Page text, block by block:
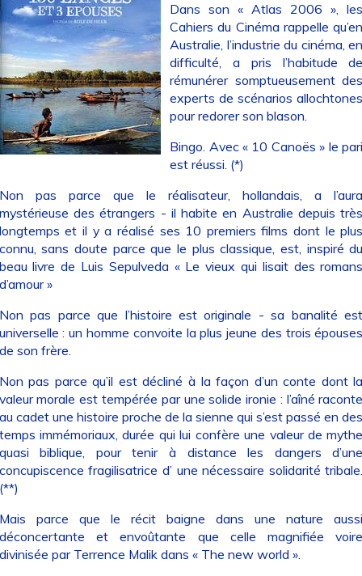
Dans son « Atlas 2006 »,
Cahiers du Cinéma rappelle
Australie, l’industrie du cinéma,
difficulté, a pris l’habitude
rémunérer somptueusement
experts de scénarios
pour redorer son blason.
Bingo. Avec « 10 Canoës » le
est réussi. (*)
pas parce que le réalisateur, hollandais, a
des étrangers - il habite en Australie depuis
et il y a réalisé ses 10 premiers films dont le
sans doute parce que le plus classique, est, inspiré
livre de Luis Sepulveda « Le vieux qui lisait des
»
pas parce que l’histoire est originale - sa banalité
: un homme convoite la plus jeune des trois
son frère.
pas parce qu’il est décliné à la façon d’un conte dont
morale est tempérée par une solide ironie : l’aîné
cadet une histoire proche de la sienne qui s’est passé en
immémoriaux, durée qui lui confère une valeur de
biblique, pour tenir à distance les dangers
fragilisatrice d’ une nécessaire solidarité
parce que le récit baigne dans une nature
et envoûtante que celle magnifiée
par Terrence Malik dans « The new world ».